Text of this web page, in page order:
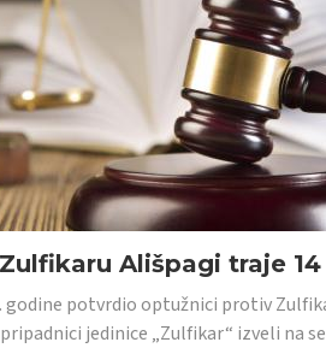
Ališpagi traje
godine potvrdio optužnici protiv
jedinice „Zulfikar“ izveli na